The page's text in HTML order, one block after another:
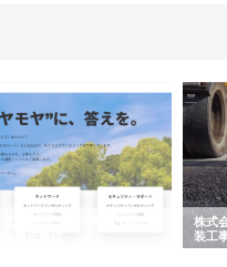
株式会社山形道路が手がける舗
ホ
る
績